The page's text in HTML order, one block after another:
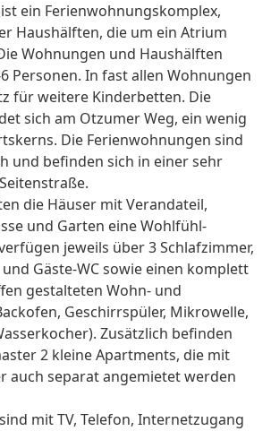
ist ein Ferienwohnungskomplex,
Haushälften, die um ein Atrium
Wohnungen und Haushälften
Personen. In fast allen Wohnungen
für weitere Kinderbetten. Die
sich am Otzumer Weg, ein wenig
Die Ferienwohnungen sind
und befinden sich in einer sehr
die Häuser mit Verandateil,
und Garten eine Wohlfühl-
jeweils über 3 Schlafzimmer,
Gäste-WC sowie einen komplett
gestalteten Wohn- und
Geschirrspüler, Mikrowelle,
Zusätzlich befinden
2 kleine Apartments, die mit
auch separat angemietet werden
mit TV, Telefon, Internetzugang